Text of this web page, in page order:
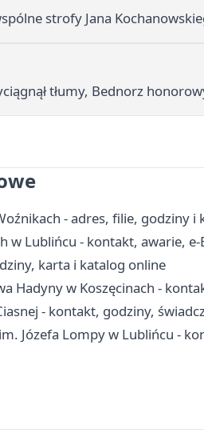
strofy Jana
tłumy, Bednorz
- adres, filie, godziny i
w Lublińcu - kontakt, awarie, e-
karta i katalog online
Hadyny w Koszęcinach -
- kontakt, godziny,
Józefa Lompy w Lublińcu -